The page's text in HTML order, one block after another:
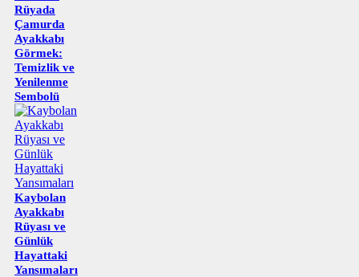
Rüyada
Çamurda
Ayakkabı
Görmek:
Temizlik ve
Yenilenme
Sembolü
Kaybolan
Ayakkabı
Rüyası ve
Günlük
Hayattaki
Yansımaları